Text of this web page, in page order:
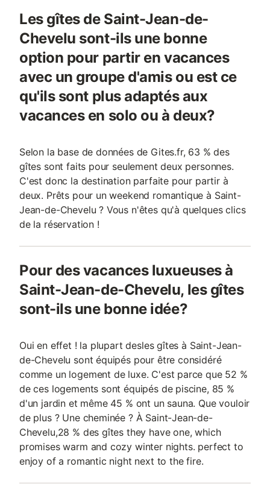
Les gîtes de Saint-Jean-de-
Chevelu sont-ils une bonne
option pour partir en vacances
avec un groupe d'amis ou est ce
qu'ils sont plus adaptés aux
vacances en solo ou à deux?
Selon la base de données de Gites.fr, 63 % des
gîtes sont faits pour seulement deux personnes.
C'est donc la destination parfaite pour partir à
deux. Prêts pour un weekend romantique à Saint-
Jean-de-Chevelu ? Vous n'êtes qu'à quelques clics
de la réservation !
Pour des vacances luxueuses à
Saint-Jean-de-Chevelu, les gîtes
sont-ils une bonne idée?
Oui en effet ! la plupart desles gîtes à Saint-Jean-
de-Chevelu sont équipés pour être considéré
comme un logement de luxe. C'est parce que 52 %
de ces logements sont équipés de piscine, 85 %
d'un jardin et même 45 % ont un sauna. Que vouloir
de plus ? Une cheminée ? À Saint-Jean-de-
Chevelu,28 % des gîtes they have one, which
promises warm and cozy winter nights. perfect to
enjoy of a romantic night next to the fire.